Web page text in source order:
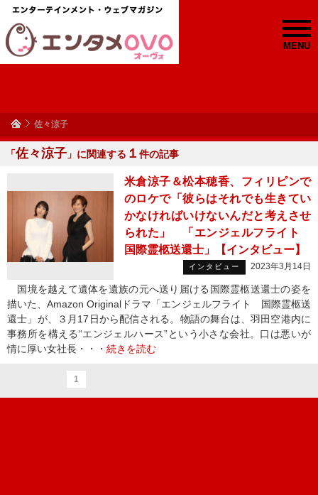
MENU
佐々涼子
「佐々涼子 」に関連する １ 件の記事
米倉涼子＆松本穂香、フィリピンで
のロケで「彼らはそれでも生きてい
かなければいけないんだと考えさせ
られた」 「エンジェルフライト
国際霊柩送還士」【インタビュー】
インタビュー 2023年3月14日
国境を越えて遺体を遺族の元へ送り届ける国際霊柩送還士の姿を
描いた、Amazon Originalドラマ「エンジェルフライト 国際霊柩送
還士」が、３月17日から配信される。物語の舞台は、羽田空港内に
事務所を構える“エンジェルハース”という小さな会社。口は悪いが
情に厚い女社長・・・ 続きを読む
1